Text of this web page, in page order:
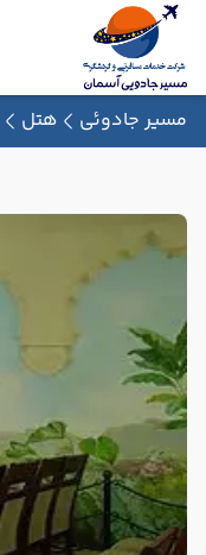
مسیر جادوئی هتل